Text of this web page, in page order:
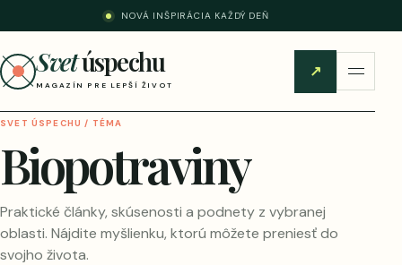
NOVÁ INŠPIRÁCIA KAŽDÝ DEŇ
Svetúspechu
MAGAZÍN PRE LEPŠÍ ŽIVOT
↗
SVET ÚSPECHU / TÉMA
Biopotraviny
Praktické články, skúsenosti a podnety z vybranej
oblasti. Nájdite myšlienku, ktorú môžete preniesť do
svojho života.